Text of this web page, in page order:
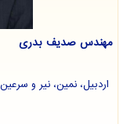
مهندس صدیف بدری
اردبیل، نمین، نیر و سرعین